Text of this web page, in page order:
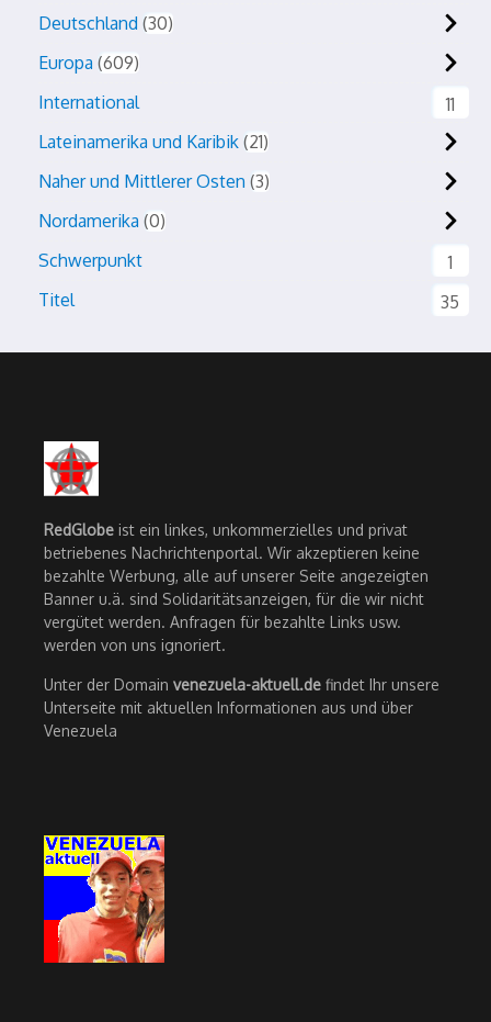
Deutschland 30
Europa 609
International
11
Lateinamerika und Karibik 21
Naher und Mittlerer Osten 3
Nordamerika 0
Schwerpunkt
1
Titel
35
RedGlobe ist ein linkes, unkommerzielles und privat
betriebenes Nachrichtenportal. Wir akzeptieren keine
bezahlte Werbung, alle auf unserer Seite angezeigten
Banner u.ä. sind Solidaritätsanzeigen, für die wir nicht
vergütet werden. Anfragen für bezahlte Links usw.
werden von uns ignoriert.
Unter der Domain venezuela-aktuell.de findet Ihr unsere
Unterseite mit aktuellen Informationen aus und über
Venezuela